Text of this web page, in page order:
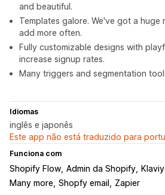
and beautiful.
Templates galore. We've got a huge
add more often.
Fully customizable designs with
increase signup rates.
Many triggers and segmentation
Idiomas
inglês e japonês
Este app não está traduzido para
Funciona com
Shopify Flow Admin da Shopify
Many more Shopfy email Zapier